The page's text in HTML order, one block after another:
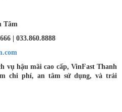
Tâm
| 033.860.8888
vụ hậu mãi cao cấp, VinFast Thanh
chi phí, an tâm sử dụng, và trải